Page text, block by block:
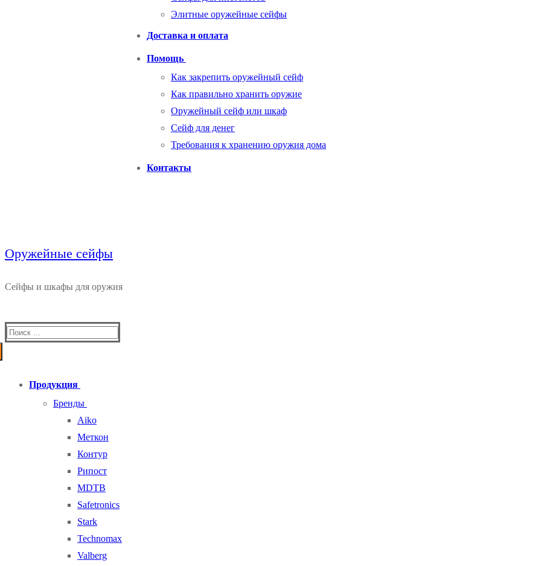
Элитные оружейные сейфы
Доставка и оплата
Помощь
Как закрепить оружейный сейф
Как правильно хранить оружие
Оружейный сейф или шкаф
Сейф для денег
Требования к хранению оружия дома
Контакты
Оружейные сейфы
Сейфы и шкафы для оружия
Найти:
Продукция
Бренды
Aiko
Меткон
Контур
Рипост
MDTB
Safetronics
Stark
Technomax
Valberg